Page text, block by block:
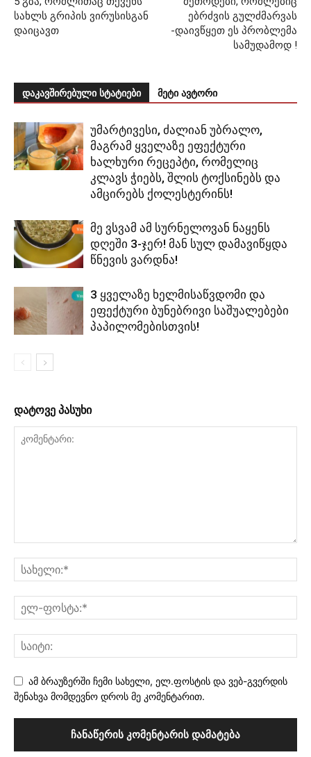
სახლს გრიპის ვირუსისგან
დაიცავთ
ებრძვის გულძმარვას
-დაივწყეთ ეს პრობლემა
სამუდამოდ !
დაკავშირებული სტატიები მეტი ავტორი
უმარტივესი, ძალიან უბრალო,
მაგრამ ყველაზე ეფექტური
ხალხური რეცეპტი, რომელიც
კლავს ჭიებს, შლის ტოქსინებს და
ამცირებს ქოლესტერინს!
მე ვსვამ ამ სურნელოვან ნაყენს
დღეში 3-ჯერ! მან სულ დამავიწყდა
წნევის ვარდნა!
3 ყველაზე ხელმისაწვდომი და
ეფექტური ბუნებრივი საშუალებები
პაპილომებისთვის!
დატოვე პასუხი
ამ ბრაუზერში ჩემი სახელი, ელ.ფოსტის და ვებ-გვერდის
შენახვა მომდევნო დროს მე კომენტარით.